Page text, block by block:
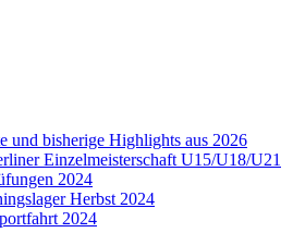
und bisherige Highlights aus 2026
Einzelmeisterschaft U15/U18/U21
2024
Herbst 2024
2024